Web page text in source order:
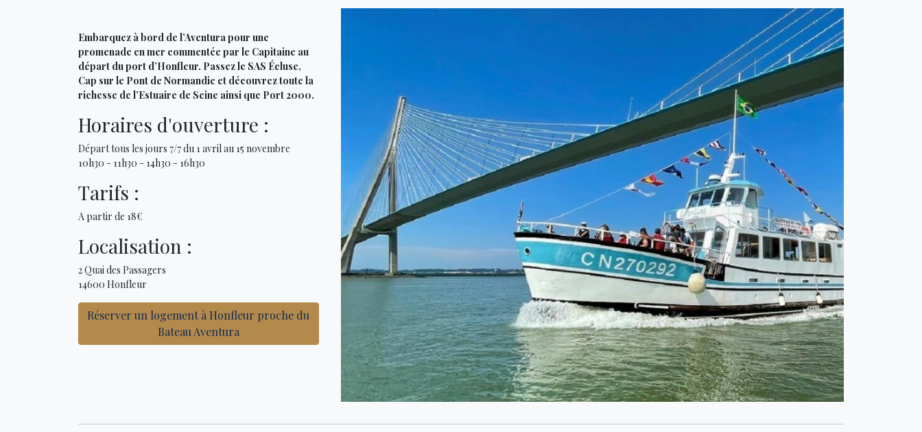
Embarquez à bord de l’Aventura pour une
promenade en mer commentée par le Capitaine au
départ du port d’Honfleur. Passez le SAS Écluse,
Cap sur le Pont de Normandie et découvrez toute la
richesse de l’Estuaire de Seine ainsi que Port 2000.
Horaires d'ouverture :
Départ tous les jours 7/7 du 1 avril au 15 novembre
10h30 - 11h30 - 14h30 - 16h30
Tarifs :
A partir de 18€
Localisation :
2 Quai des Passagers
14600 Honfleur
Réserver un logement à Honfleur proche du
Bateau Aventura